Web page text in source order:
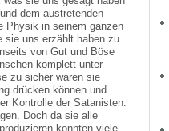
dem austretenden
Physik in seinem ganzen
sie uns erzählt haben zu
von Gut und Böse
komplett unter
zu sicher waren sie
drücken können und
Kontrolle der Satanisten.
Doch da sie alle
konnten viele